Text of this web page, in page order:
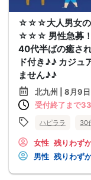
☆☆☆大人男女の
☆☆☆ 男性急募！
40代半ばの癒さ
ド付き♪♪ カジュ
ません♪♪
北九州 | 8月9
受付終了まで
ハピララ 30
女性 残りわず
男性 残りわず